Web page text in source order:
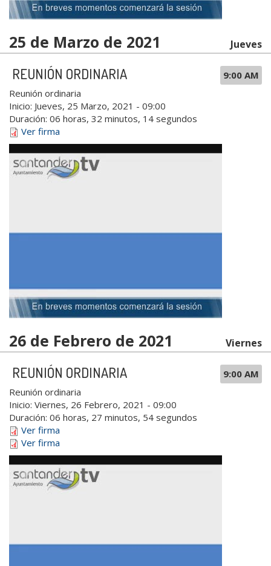
25 de Marzo de 2021 Jueves
9:00 AM
REUNIÓN ORDINARIA
Reunión ordinaria
Inicio: Jueves, 25 Marzo, 2021 - 09:00
Duración: 06 horas, 32 minutos, 14 segundos
Ver firma
26 de Febrero de 2021 Viernes
9:00 AM
REUNIÓN ORDINARIA
Reunión ordinaria
Inicio: Viernes, 26 Febrero, 2021 - 09:00
Duración: 06 horas, 27 minutos, 54 segundos
Ver firma
Ver firma